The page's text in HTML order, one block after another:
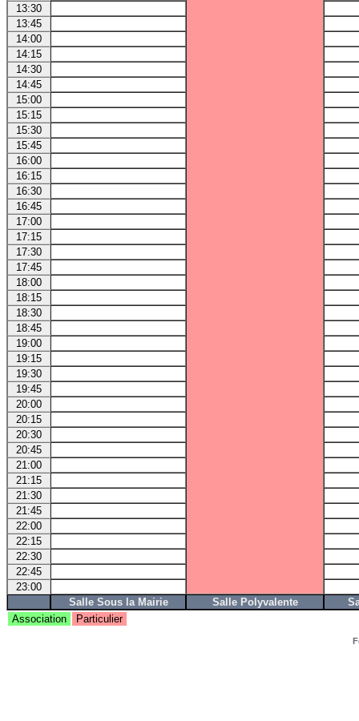
13:30
13:45
14:00
14:15
14:30
14:45
15:00
15:15
15:30
15:45
16:00
16:15
16:30
16:45
17:00
17:15
17:30
17:45
18:00
18:15
18:30
18:45
19:00
19:15
19:30
19:45
20:00
20:15
20:30
20:45
21:00
21:15
21:30
21:45
22:00
22:15
22:30
22:45
23:00
Salle Sous la Mairie
Salle Polyvalente
Association
Particulier